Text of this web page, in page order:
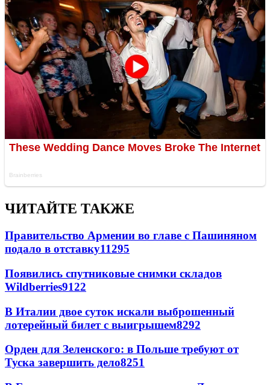
ЧИТАЙТЕ ТАКЖЕ
Правительство Армении во главе с Пашиняном
подало в отставку11295
Появились спутниковые снимки складов
Wildberries9122
В Италии двое суток искали выброшенный
лотерейный билет с выигрышем8292
Орден для Зеленского: в Польше требуют от
Туска завершить дело8251